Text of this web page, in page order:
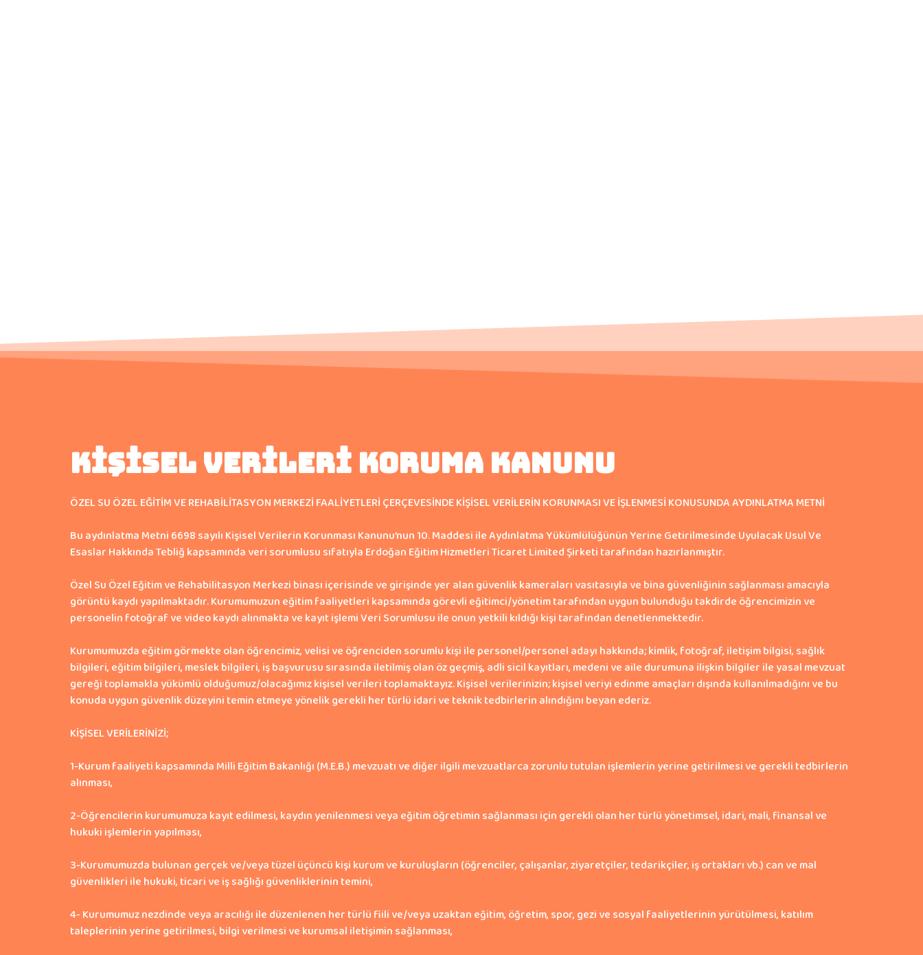
KİŞİSEL VERİLERİ KORUMA KANUNU
ÖZEL SU ÖZEL EĞİTİM VE REHABİLİTASYON MERKEZİ FAALİYETLERİ ÇERÇEVESİNDE KİŞİSEL VERİLERİN KORUNMASI VE İŞLENMESİ KONUSUNDA AYDINLATMA METNİ
Bu aydınlatma Metni 6698 sayılı Kişisel Verilerin Korunması Kanunu’nun 10. Maddesi ile Aydınlatma Yükümlülüğünün Yerine Getirilmesinde Uyulacak Usul Ve
Esaslar Hakkında Tebliğ kapsamında veri sorumlusu sıfatıyla Erdoğan Eğitim Hizmetleri Ticaret Limited Şirketi tarafından hazırlanmıştır.
Özel Su Özel Eğitim ve Rehabilitasyon Merkezi binası içerisinde ve girişinde yer alan güvenlik kameraları vasıtasıyla ve bina güvenliğinin sağlanması amacıyla
görüntü kaydı yapılmaktadır. Kurumumuzun eğitim faaliyetleri kapsamında görevli eğitimci/yönetim tarafından uygun bulunduğu takdirde öğrencimizin ve
personelin fotoğraf ve video kaydı alınmakta ve kayıt işlemi Veri Sorumlusu ile onun yetkili kıldığı kişi tarafından denetlenmektedir.
Kurumumuzda eğitim görmekte olan öğrencimiz, velisi ve öğrenciden sorumlu kişi ile personel/personel adayı hakkında; kimlik, fotoğraf, iletişim bilgisi, sağlık
bilgileri, eğitim bilgileri, meslek bilgileri, iş başvurusu sırasında iletilmiş olan öz geçmiş, adli sicil kayıtları, medeni ve aile durumuna ilişkin bilgiler ile yasal mevzuat
gereği toplamakla yükümlü olduğumuz/olacağımız kişisel verileri toplamaktayız. Kişisel verilerinizin; kişisel veriyi edinme amaçları dışında kullanılmadığını ve bu
konuda uygun güvenlik düzeyini temin etmeye yönelik gerekli her türlü idari ve teknik tedbirlerin alındığını beyan ederiz.
KİŞİSEL VERİLERİNİZİ;
1-Kurum faaliyeti kapsamında Milli Eğitim Bakanlığı (M.E.B.) mevzuatı ve diğer ilgili mevzuatlarca zorunlu tutulan işlemlerin yerine getirilmesi ve gerekli tedbirlerin
alınması,
2-Öğrencilerin kurumumuza kayıt edilmesi, kaydın yenilenmesi veya eğitim öğretimin sağlanması için gerekli olan her türlü yönetimsel, idari, mali, finansal ve
hukuki işlemlerin yapılması,
3-Kurumumuzda bulunan gerçek ve/veya tüzel üçüncü kişi kurum ve kuruluşların (öğrenciler, çalışanlar, ziyaretçiler, tedarikçiler, iş ortakları vb.) can ve mal
güvenlikleri ile hukuki, ticari ve iş sağlığı güvenliklerinin temini,
4- Kurumumuz nezdinde veya aracılığı ile düzenlenen her türlü fiili ve/veya uzaktan eğitim, öğretim, spor, gezi ve sosyal faaliyetlerinin yürütülmesi, katılım
taleplerinin yerine getirilmesi, bilgi verilmesi ve kurumsal iletişimin sağlanması,